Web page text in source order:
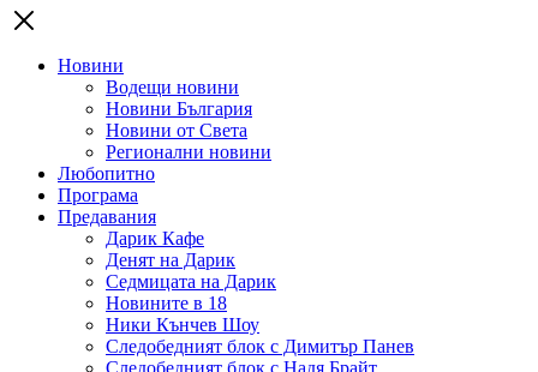
Новини
Водещи новини
Новини България
Новини от Света
Регионални новини
Любопитно
Програма
Предавания
Дарик Кафе
Денят на Дарик
Седмицата на Дарик
Новините в 18
Ники Кънчев Шоу
Следобедният блок с Димитър Панев
Следобедният блок с Надя Брайт